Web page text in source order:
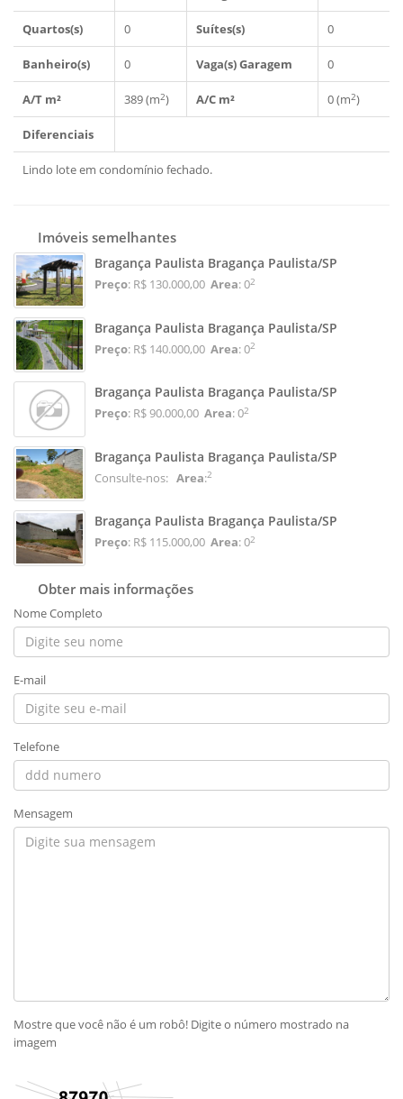
Quartos(s) 0 Suítes(s) 0
Banheiro(s) 0 Vaga(s) Garagem 0
A/T m² 389 (m2) A/C m² 0 (m2)
Diferenciais
Lindo lote em condomínio fechado.
Imóveis semelhantes
Bragança Paulista Bragança Paulista/SP
Preço: R$ 130.000,00 Area: 02
Bragança Paulista Bragança Paulista/SP
Preço: R$ 140.000,00 Area: 02
Bragança Paulista Bragança Paulista/SP
Preço: R$ 90.000,00 Area: 02
Bragança Paulista Bragança Paulista/SP
Consulte-nos: Area:2
Bragança Paulista Bragança Paulista/SP
Preço: R$ 115.000,00 Area: 02
Obter mais informações
Nome Completo
E-mail
Telefone
Mensagem
Mostre que você não é um robô! Digite o número mostrado na
imagem